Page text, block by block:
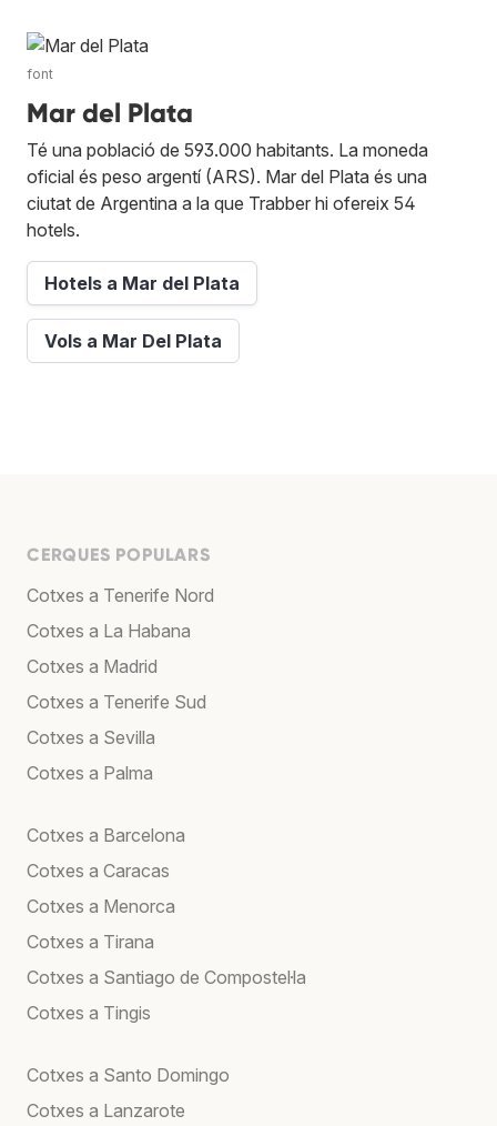
font
Mar del Plata
Té una població de 593.000 habitants. La moneda
oficial és peso argentí (ARS). Mar del Plata és una
ciutat de Argentina a la que Trabber hi ofereix 54
hotels.
Hotels a Mar del Plata
Vols a Mar Del Plata
CERQUES POPULARS
Cotxes a Tenerife Nord
Cotxes a La Habana
Cotxes a Madrid
Cotxes a Tenerife Sud
Cotxes a Sevilla
Cotxes a Palma
Cotxes a Barcelona
Cotxes a Caracas
Cotxes a Menorca
Cotxes a Tirana
Cotxes a Santiago de Compostel·la
Cotxes a Tingis
Cotxes a Santo Domingo
Cotxes a Lanzarote